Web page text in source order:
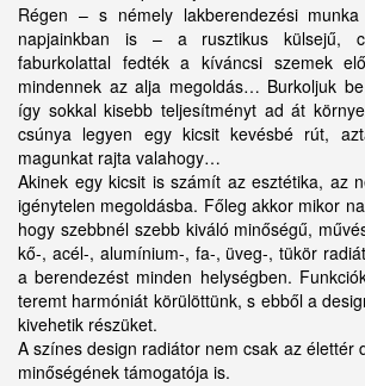
Régen – s némely lakberendezési
napjainkban is – a rusztikus külsejű,
faburkolattal fedték a kíváncsi szemek
mindennek az alja megoldás… Burkoljuk
így sokkal kisebb teljesítményt ad át
csúnya legyen egy kicsit kevésbé rút,
magunkat rajta valahogy…
Akinek egy kicsit is számít az esztétika, az
igénytelen megoldásba. Főleg akkor mikor
hogy szebbnél szebb kiváló minőségű,
kő-, acél-, alumínium-, fa-, üveg-, tükör
a berendezést minden helységben.
teremt harmóniát körülöttünk, s ebből a
kivehetik részüket.
A színes design radiátor nem csak az élettér
minőségének támogatója is.